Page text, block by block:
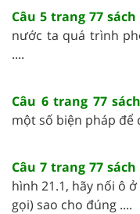
Câu 5 trang 77
nước ta quá trình
....
Câu 6 trang 77
một số biện pháp để
Câu 7 trang 77
hình 21.1, hãy nối ô
gọi) sao cho đúng ....